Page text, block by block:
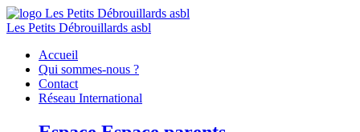
Les Petits Débrouillards asbl
Accueil
Qui sommes-nous ?
Contact
Réseau International